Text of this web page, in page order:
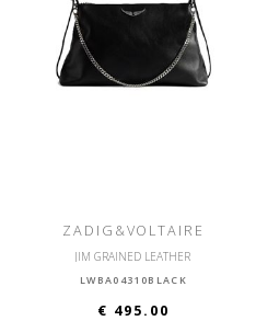
ZADIG&VOLTAIRE
JIM GRAINED LEATHER
LWBA04310BLACK
€ 495.00